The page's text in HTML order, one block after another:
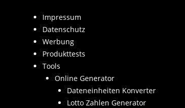
Impressum
Datenschutz
Werbung
Produkttests
Tools
Online Generator
Dateneinheiten Konverter
Lotto Zahlen Generator